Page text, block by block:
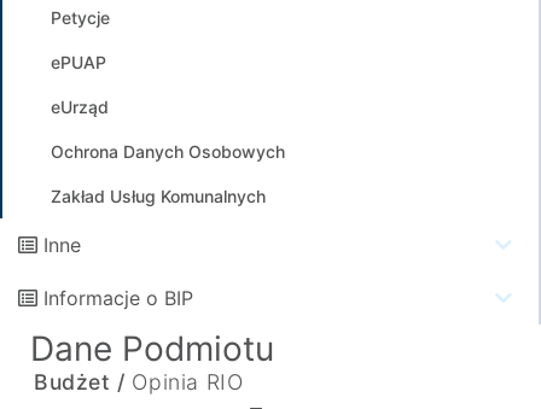
Petycje
ePUAP
eUrząd
Ochrona Danych Osobowych
Zakład Usług Komunalnych
Inne
Informacje o BIP
Dane Podmiotu
Budżet / Opinia RIO